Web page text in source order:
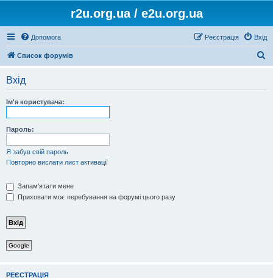
r2u.org.ua / e2u.org.ua
Допомога Вхід
Реєстрація
Список форумів
Вхід
Ім'я користувача:
Пароль:
Я забув свій пароль
Повторно вислати лист активації
Запам'ятати мене
Приховати моє перебування на форумі цього разу
Google
РЕЄСТРАЦІЯ